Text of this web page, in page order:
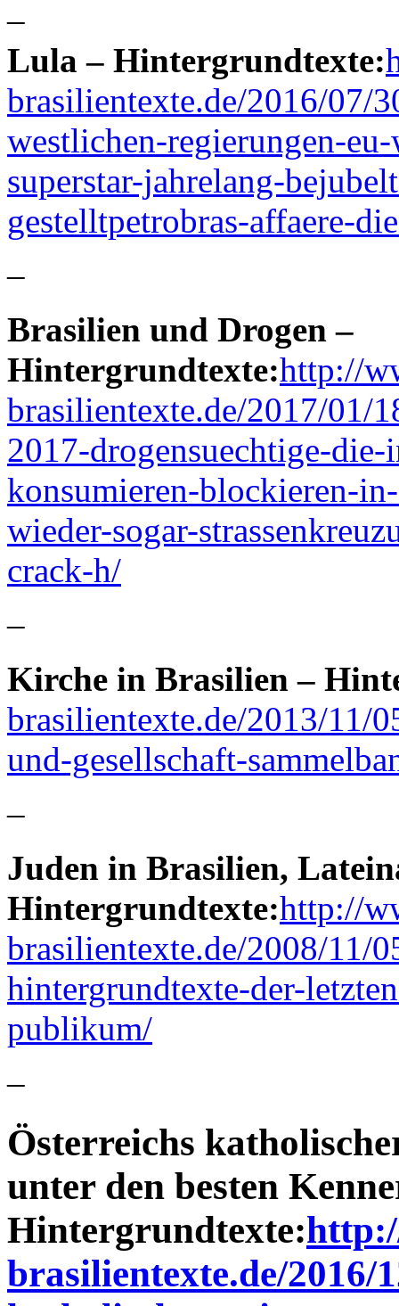
–
Lula – Hintergrundtexte:
brasilientexte.de/2016/07/
westlichen-regierungen-
superstar-jahrelang-
gestelltpetrobras-affaere-
–
Brasilien und Drogen –
Hintergrundtexte:http://
brasilientexte.de/2017/01/
2017-drogensuechtige-
konsumieren-blockieren-
wieder-sogar-
crack-h/
–
Kirche in Brasilien –
brasilientexte.de/2013/11/
und-gesellschaft-
–
Juden in Brasilien,
Hintergrundtexte:http://
brasilientexte.de/2008/11/
hintergrundtexte-der-
publikum/
–
Österreichs
unter den besten
Hintergrundtexte:
brasilientexte.de/2016/